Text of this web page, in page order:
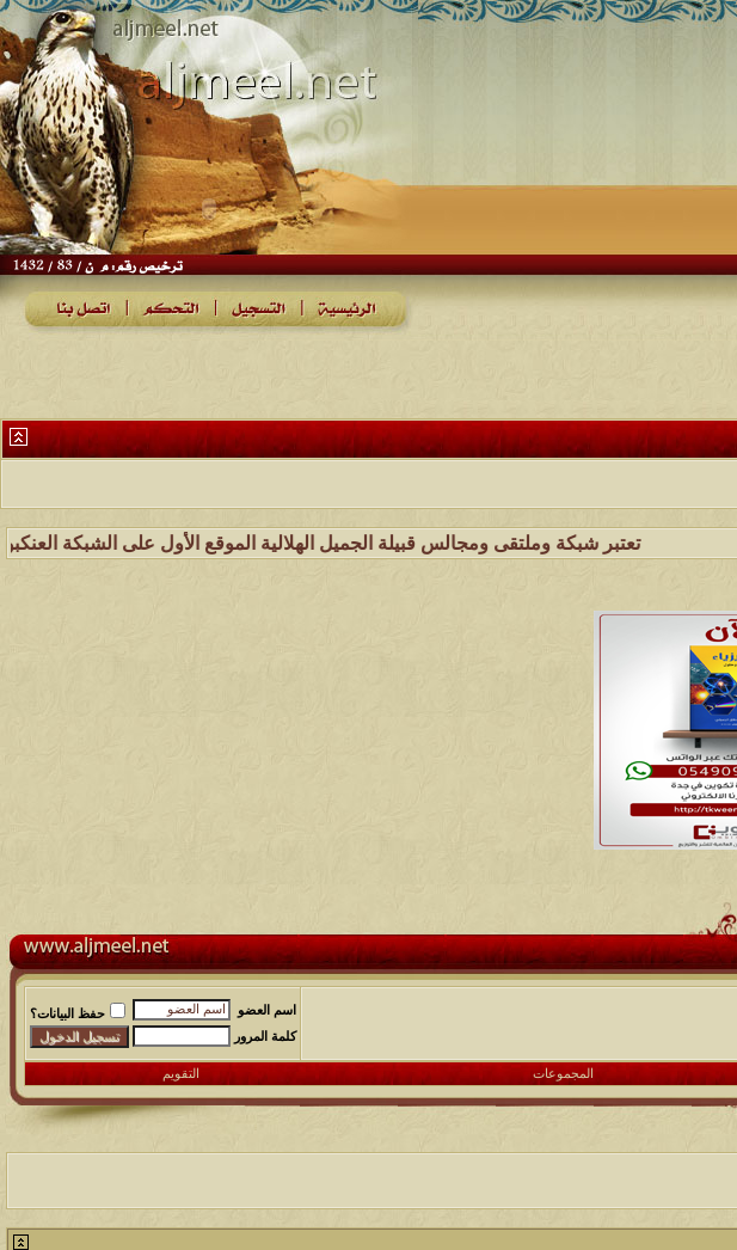
تعتبر شبكة وملتقى ومجالس قبيلة الجميل الهلالية الموقع الأول على الشبكة العنكبوتية الذي
اسم العضو
حفظ البيانات؟
كلمة المرور
المجموعات التقويم